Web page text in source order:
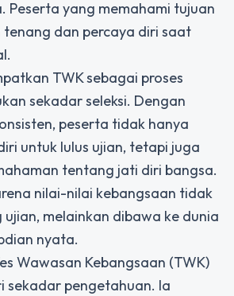
Peserta yang memahami tujuan
tenang dan percaya diri saat
TWK sebagai proses
sekadar seleksi. Dengan
peserta tidak hanya
untuk lulus ujian, tetapi juga
tentang jati diri bangsa.
nilai-nilai kebangsaan tidak
melainkan dibawa ke dunia
nyata.
Wawasan Kebangsaan (TWK)
sekadar pengetahuan. Ia